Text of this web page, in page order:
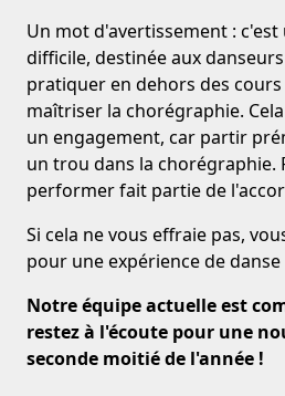
Un mot d'avertissement :
difficile, destinée aux
pratiquer en dehors des
maîtriser la chorégraphie.
un engagement, car partir
un trou dans la chorégraphie.
performer fait partie de
Si cela ne vous effraie pas,
pour une expérience de
Notre équipe actuelle est
restez à l'écoute pour une
seconde moitié de l'année !